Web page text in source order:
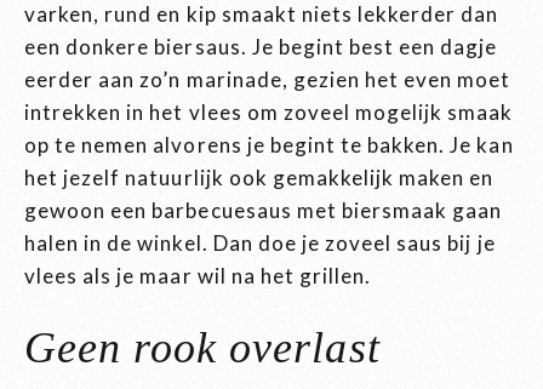
varken, rund en kip smaakt niets lekkerder dan
een donkere biersaus. Je begint best een dagje
eerder aan zo’n marinade, gezien het even moet
intrekken in het vlees om zoveel mogelijk smaak
op te nemen alvorens je begint te bakken. Je kan
het jezelf natuurlijk ook gemakkelijk maken en
gewoon een barbecuesaus met biersmaak gaan
halen in de winkel. Dan doe je zoveel saus bij je
vlees als je maar wil na het grillen.
Geen rook overlast